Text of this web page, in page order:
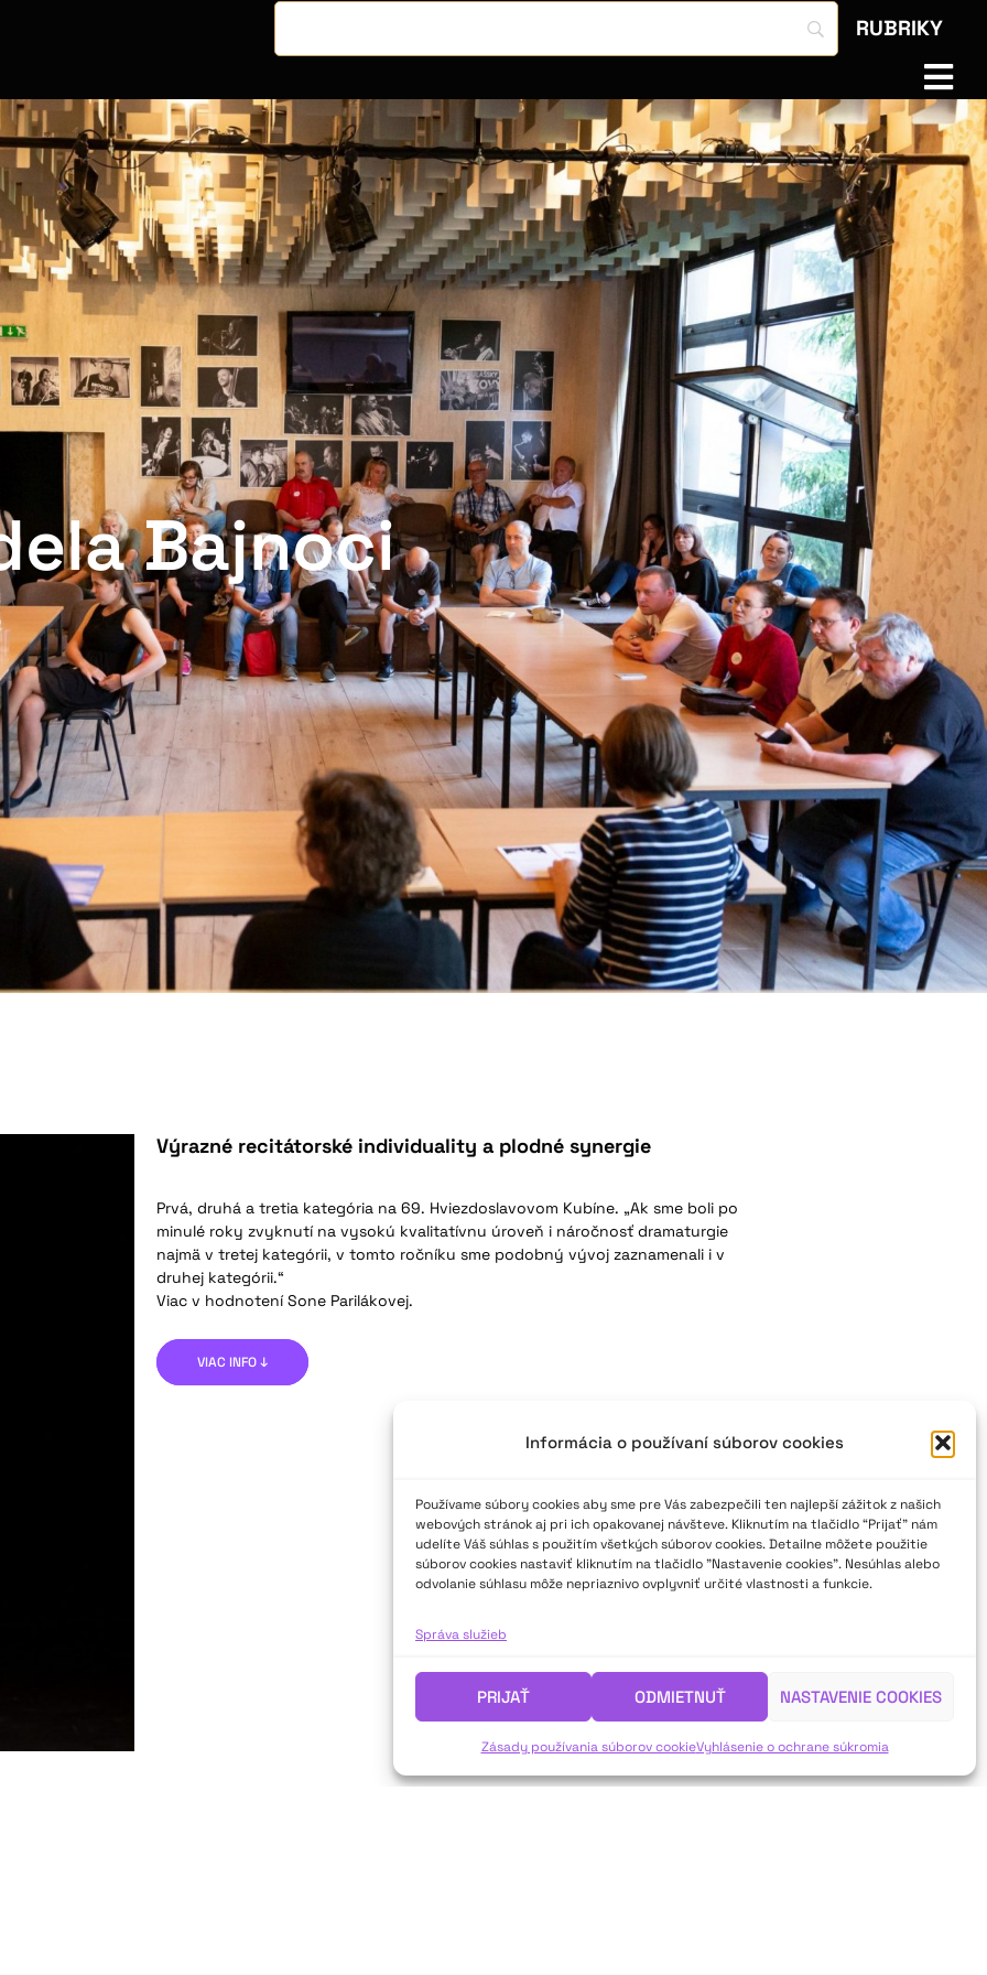
Informácia o používaní súborov cookies
Používame súbory cookies aby sme pre Vás zabezpečili ten najlepší zážitok z našich
webových stránok aj pri ich opakovanej návšteve. Kliknutím na tlačidlo “Prijať” nám
udelíte Váš súhlas s použitím všetkých súborov cookies. Detailne môžete použitie
súborov cookies nastaviť kliknutím na tlačidlo "Nastavenie cookies". Nesúhlas alebo
odvolanie súhlasu môže nepriaznivo ovplyvniť určité vlastnosti a funkcie.
Správa služieb
PRIJAŤ ODMIETNUŤ NASTAVENIE COOKIES
Zásady používania súborov cookieVyhlásenie o ochrane súkromia
RUBRIKY
Bajnoci
Výrazné recitátorské individuality a plodné synergie
Prvá, druhá a tretia kategória na 69. Hviezdoslavovom Kubíne. „Ak sme boli po
minulé roky zvyknutí na vysokú kvalitatívnu úroveň i náročnosť dramaturgie
najmä v tretej kategórii, v tomto ročníku sme podobný vývoj zaznamenali i v
druhej kategórii.“
Viac v hodnotení Sone Parilákovej.
VIAC INFO ↓